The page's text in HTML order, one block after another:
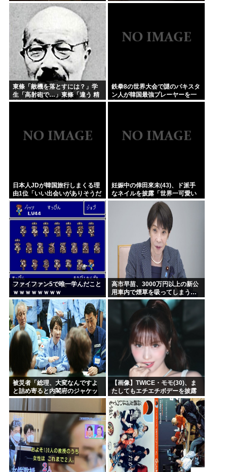
かな？ → 珍客が現れました…
は？
東條「敵機を落とすには？」学
生「高射砲で…」東條「違う 精
神力で落とせ」学生「 」
鉄拳8の世界大会で謎のパキスタ
ン人が韓国最強プレーヤーを一
方的にボコして約5000万円ゲッ
日本人JDが韓国旅行しまくる理
由1位「いい出会いがありそうだ
から」
妊娠中の倖田來未(43)、ド派手
なネイルを披露「世界一可愛い
妊婦」と称賛の声
ファイファン5で唯一学んだこと
ｗｗｗｗｗｗｗｗ
高市早苗、3000万円以上の新公
用車内で煙草を吸ってしまう…
被災者「総理、大変なんですよ
と詰め寄ると内閣府のジャケッ
トを着た人に『静かに 』とすご
まれた」
【画像】TWICE・モモ(30)、ま
たしてもエチエチボデーを披露
www